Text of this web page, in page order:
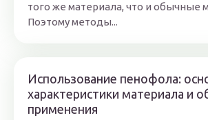
того же материала, что и обычные
Поэтому методы...
Использование пенофола:
характеристики материала и
применения